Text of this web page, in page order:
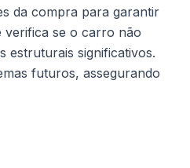
da compra para garantir
verifica se o carro não
estruturais significativos.
futuros, assegurando